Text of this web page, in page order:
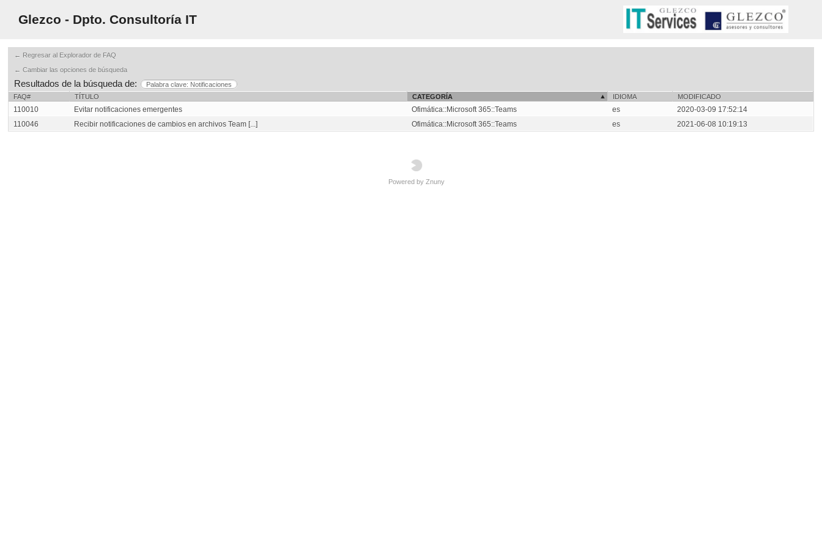
Glezco - Dpto. Consultoría IT
← Regresar al Explorador de FAQ
← Cambiar las opciones de búsqueda
Resultados de la búsqueda de:
Palabra clave: Notificaciones
FAQ#
TÍTULO CATEGORÍA IDIOMA MODIFICADO
110010 Evitar notificaciones emergentes Ofimática::Microsoft 365::Teams es
2020-03-09 17:52:14
110046
Recibir notificaciones de cambios en archivos Team [...] Ofimática::Microsoft 365::Teams es 2021-06-08 10:19:13
Powered by Znuny